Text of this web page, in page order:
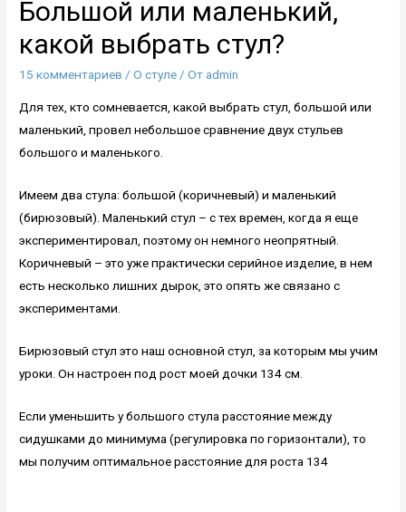
Большой или маленький,
какой выбрать стул?
15 комментариев /О стуле/ От admin
Для тех, кто сомневается, какой выбрать стул, большой или
маленький, провел небольшое сравнение двух стульев
большого и маленького.
Имеем два стула: большой (коричневый) и маленький
(бирюзовый). Маленький стул – с тех времен, когда я еще
экспериментировал, поэтому он немного неопрятный.
Коричневый – это уже практически серийное изделие, в нем
есть несколько лишних дырок, это опять же связано с
экспериментами.
Бирюзовый стул это наш основной стул, за которым мы учим
уроки. Он настроен под рост моей дочки 134 см.
Если уменьшить у большого стула расстояние между
сидушками до минимума (регулировка по горизонтали), то
мы получим оптимальное расстояние для роста 134